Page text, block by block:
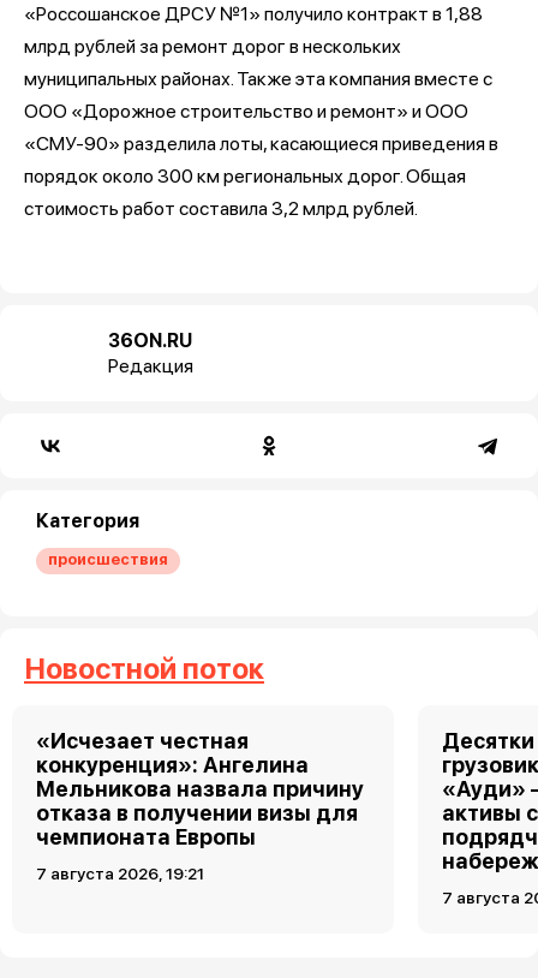
«Россошанское ДРСУ №1» получило контракт в 1,88
млрд рублей за ремонт дорог в нескольких
муниципальных районах. Также эта компания вместе с
ООО «Дорожное строительство и ремонт» и ООО
«СМУ-90» разделила лоты, касающиеся приведения в
порядок около 300 км региональных дорог. Общая
стоимость работ составила 3,2 млрд рублей.
36ON.RU
Редакция
Категория
происшествия
Новостной поток
«Исчезает честная
конкуренция»: Ангелина
Мельникова назвала причину
отказа в получении визы для
чемпионата Европы
7 августа 2026, 19:21
«Ауди»
активы
7 августа